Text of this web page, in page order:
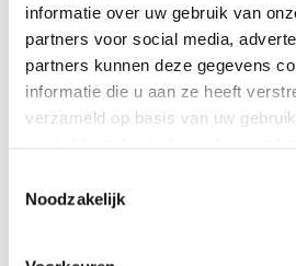
informatie over uw gebruik van
partners voor social media,
partners kunnen deze gegevens
informatie die u aan ze heeft
verzameld op basis van uw
Noodzakelijk
Van AVRO tot RTL: 100 jaar
Dat de Nederlandse omroepen zich
Hilversumse Media Park concentreren,
Holland in honderd jaar radio- en
ontdek de historie achter populaire